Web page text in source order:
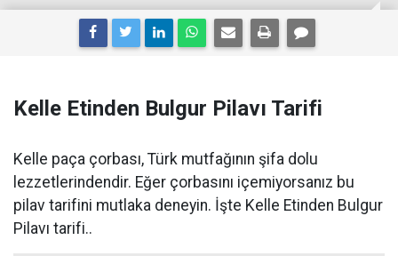
Kelle Etinden Bulgur Pilavı Tarifi
Kelle paça çorbası, Türk mutfağının şifa dolu
lezzetlerindendir. Eğer çorbasını içemiyorsanız bu
pilav tarifini mutlaka deneyin. İşte Kelle Etinden Bulgur
Pilavı tarifi..